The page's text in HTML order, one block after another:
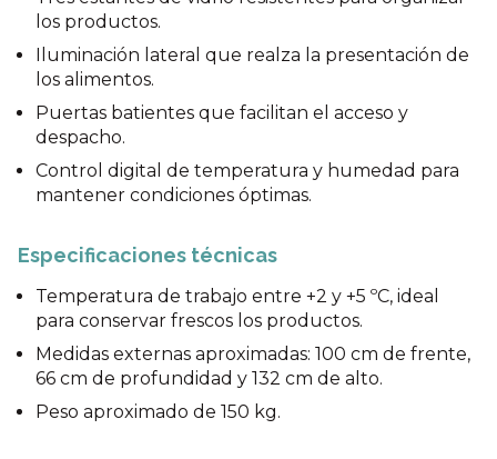
los productos.
Iluminación lateral que realza la presentación de
los alimentos.
Puertas batientes que facilitan el acceso y
despacho.
Control digital de temperatura y humedad para
mantener condiciones óptimas.
Especificaciones técnicas
Temperatura de trabajo entre +2 y +5 ºC, ideal
para conservar frescos los productos.
Medidas externas aproximadas: 100 cm de frente,
66 cm de profundidad y 132 cm de alto.
Peso aproximado de 150 kg.